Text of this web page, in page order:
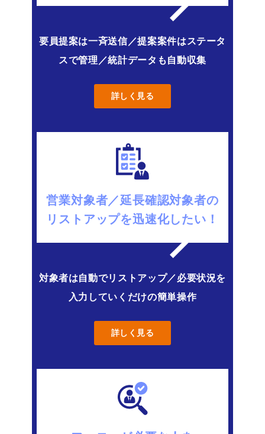
要員提案は一斉送信／提案案件はステータ
スで管理／統計データも自動収集
詳しく見る
営業対象者／延長確認対象者の
リストアップを迅速化したい！
対象者は自動でリストアップ／必要状況を
入力していくだけの簡単操作
詳しく見る